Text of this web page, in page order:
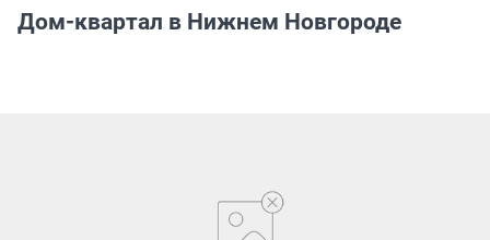
Дом-квартал в Нижнем Новгороде